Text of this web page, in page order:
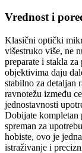
Vrednost i
Klasični optički
višestruko više, ne
preparate i stakla
objektivima daju
stabilno za detaljan
ravnotežu između
jednostavnosti
Dobijate kompletan
spreman za
hobiste, ovo je
istraživanje i